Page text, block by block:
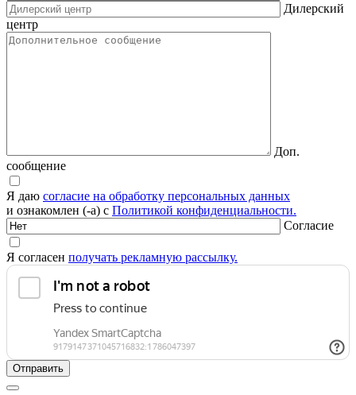
Дилерский
центр
Доп.
сообщение
Я даю согласие на обработку персональных данных
и ознакомлен (-а) с Политикой конфиденциальности.
Согласие
Я согласен получать рекламную рассылку.